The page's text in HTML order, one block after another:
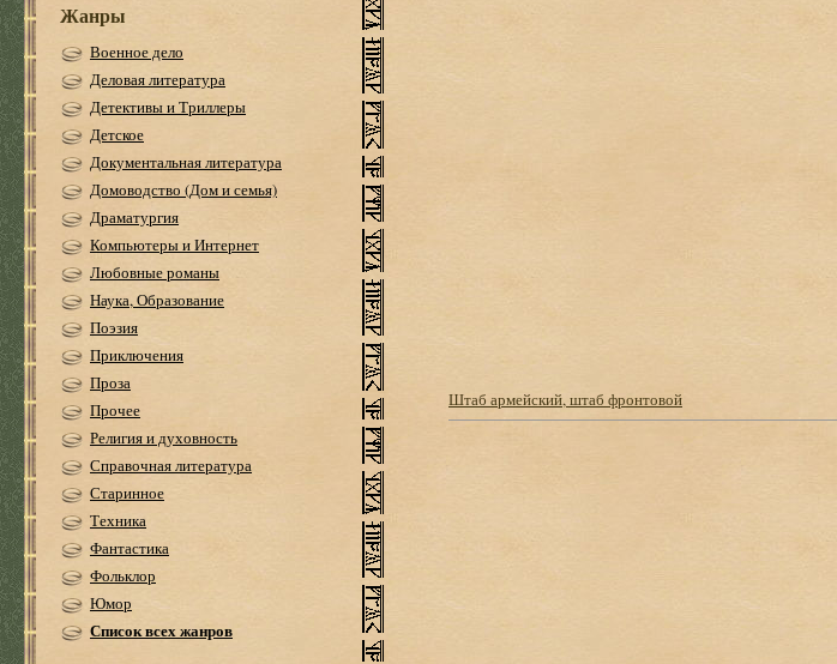
Жанры
Военное дело
Деловая литература
Детективы и Триллеры
Детское
Документальная литература
Домоводство (Дом и семья)
Драматургия
Компьютеры и Интернет
Любовные романы
Наука, Образование
Поэзия
Приключения
Проза
Прочее
Религия и духовность
Справочная литература
Старинное
Техника
Фантастика
Фольклор
Юмор
Список всех жанров
Штаб армейский, штаб фронтовой